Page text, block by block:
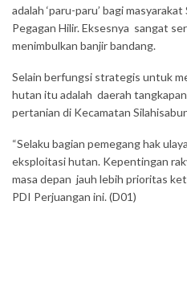
adalah ‘paru-paru’ bagi
Pegagan Hilir. Eksesnya sangat
menimbulkan banjir bandang.
Selain berfungsi strategis untuk
hutan itu adalah daerah
pertanian di Kecamatan
“Selaku bagian pemegang hak
eksploitasi hutan. Kepentingan
masa depan jauh lebih prioritas
PDI Perjuangan ini. (D01)